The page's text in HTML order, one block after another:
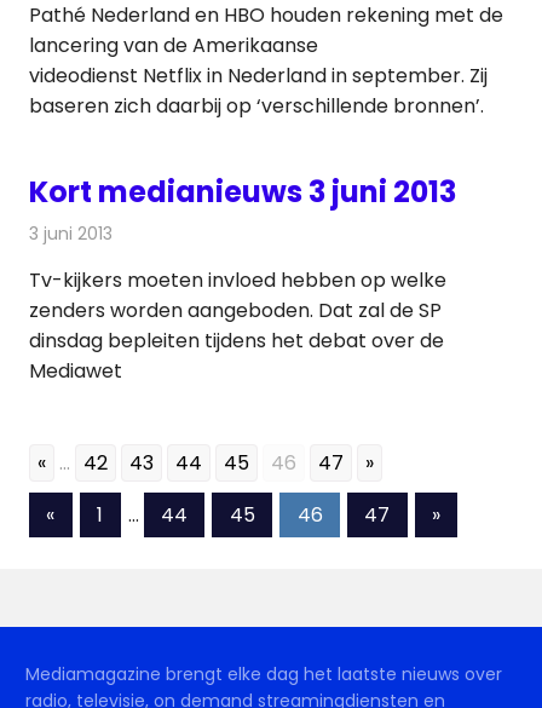
Pathé Nederland en HBO houden rekening met de
lancering van de Amerikaanse
videodienst Netflix in Nederland in september. Zij
baseren zich daarbij op ‘verschillende bronnen’.
Kort medianieuws 3 juni 2013
3 juni 2013
Tv-kijkers moeten invloed hebben op welke
zenders worden aangeboden. Dat zal de SP
dinsdag bepleiten tijdens het debat over de
Mediawet
« ... 42 43 44 45 46 47 »
Berichten
«Vorige
berichten
1 … 44 45 46 47
Volgende
berichten
»
Mediamagazine brengt elke dag het laatste nieuws over
radio, televisie, on demand streamingdiensten en